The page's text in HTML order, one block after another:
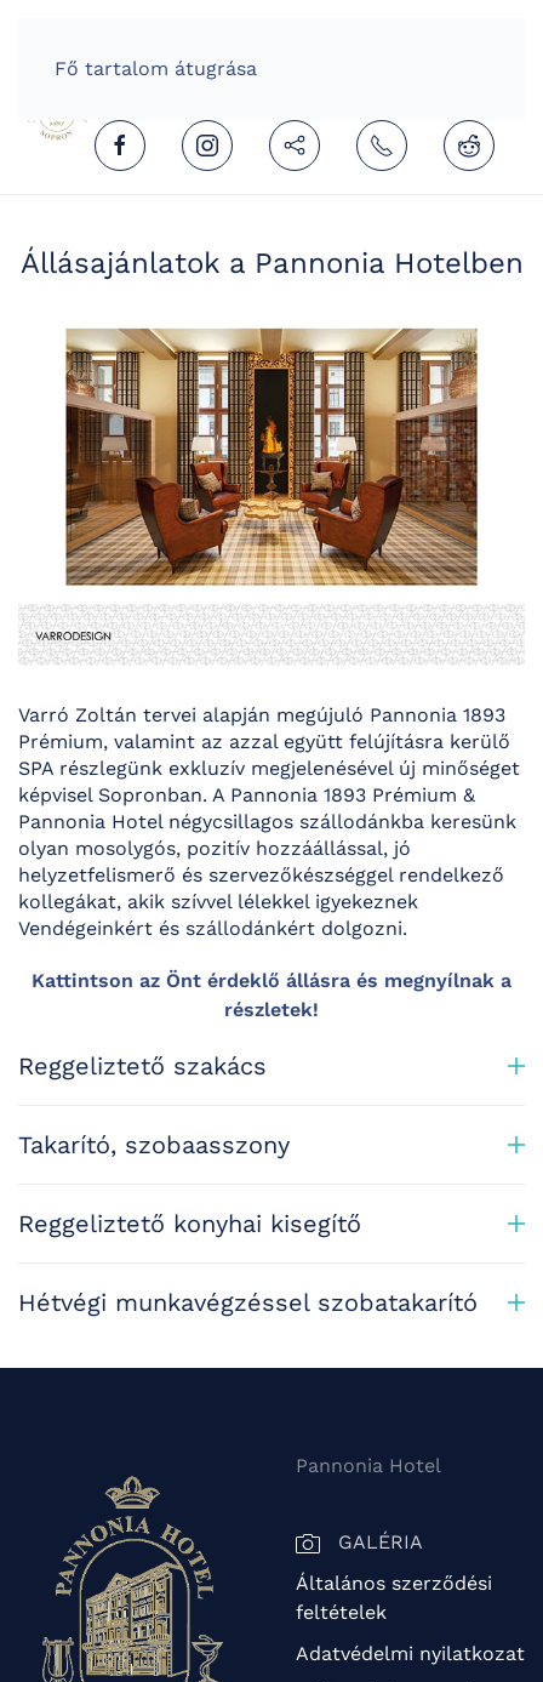
Fő tartalom átugrása
Állásajánlatok a Pannonia Hotelben
Varró Zoltán tervei alapján megújuló Pannonia 1893
Prémium, valamint az azzal együtt felújításra kerülő
SPA részlegünk exkluzív megjelenésével új minőséget
képvisel Sopronban. A Pannonia 1893 Prémium &
Pannonia Hotel négycsillagos szállodánkba keresünk
olyan mosolygós, pozitív hozzáállással, jó
helyzetfelismerő és szervezőkészséggel rendelkező
kollegákat, akik szívvel lélekkel igyekeznek
Vendégeinkért és szállodánkért dolgozni.
Kattintson az Önt érdeklő állásra és megnyílnak a
részletek!
Reggeliztető szakács
Takarító, szobaasszony
Reggeliztető konyhai kisegítő
Hétvégi munkavégzéssel szobatakarító
Pannonia Hotel
GALÉRIA
Általános szerződési
feltételek
Adatvédelmi nyilatkozat